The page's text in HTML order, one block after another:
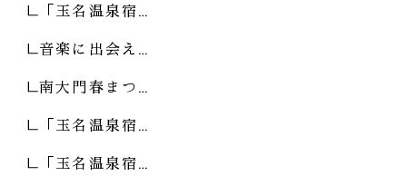
「玉名温泉宿…
音楽に出会え…
南大門春まつ…
「玉名温泉宿…
「玉名温泉宿…